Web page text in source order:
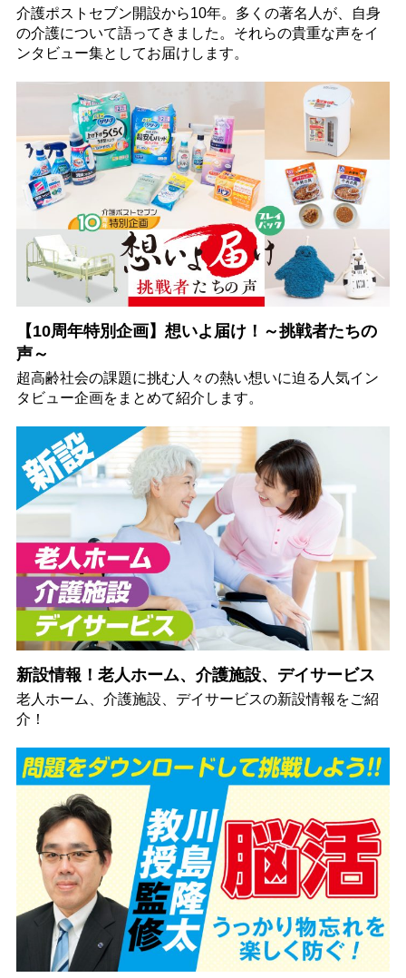
介護ポストセブン開設から10年。多くの著名人が、自身
の介護について語ってきました。それらの貴重な声をイ
ンタビュー集としてお届けします。
【10周年特別企画】想いよ届け！～挑戦者たちの
声～
超高齢社会の課題に挑む人々の熱い想いに迫る人気イン
タビュー企画をまとめて紹介します。
新設情報！老人ホーム、介護施設、デイサービス
老人ホーム、介護施設、デイサービスの新設情報をご紹
介！